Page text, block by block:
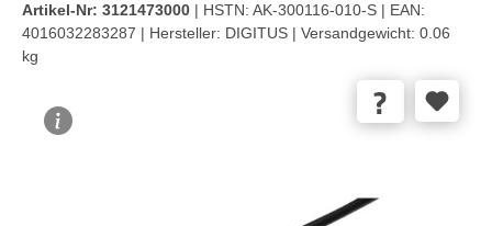
Artikel-Nr: 3121473000 | HSTN: AK-300116-010-S | EAN:
4016032283287 | Hersteller: DIGITUS | Versandgewicht: 0.06
kg